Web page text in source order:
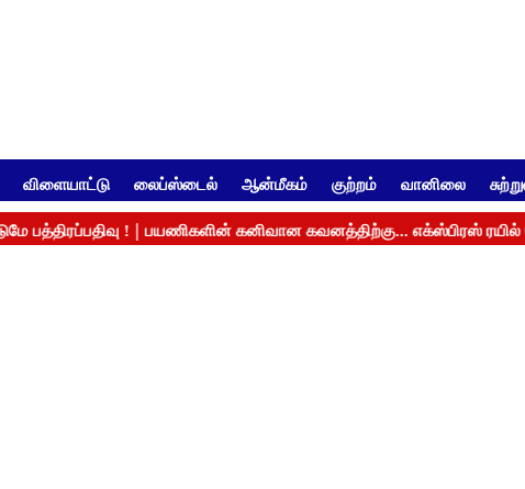
விளையாட்டு லைப்ஸ்டைல் ஆன்மீகம் குற்றம் வானிலை